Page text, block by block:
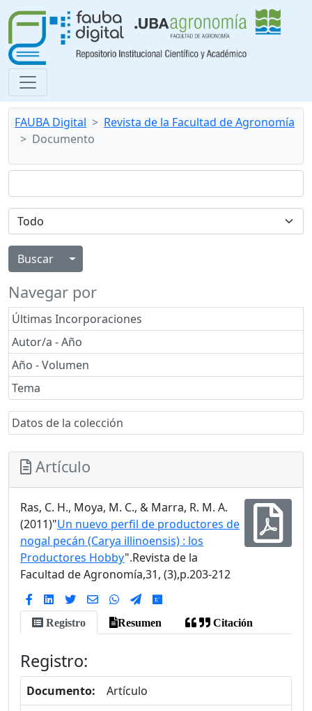
FAUBA Digital
Revista de la Facultad de Agronomía
Documento
Alternar menú desplegable
Navegar por
Últimas Incorporaciones
Autor/a - Año
Año - Volumen
Tema
Datos de la colección
Artículo
Ras, C. H., Moya, M. C., & Marra, R. M. A.
(2011)"Un nuevo perfil de productores de
nogal pecán (Carya illinoensis) : los
Productores Hobby".Revista de la
Facultad de Agronomía,31, (3),p.203-212
Registro Resumen Citación
Registro:
Documento:
Artículo